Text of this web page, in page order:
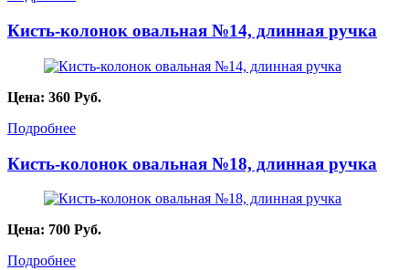
Кисть-колонок овальная №14, длинная ручка
Цена: 360 Руб.
Подробнее
Кисть-колонок овальная №18, длинная ручка
Цена: 700 Руб.
Подробнее